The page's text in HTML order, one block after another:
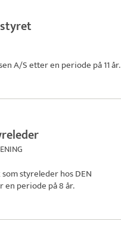
A/Setter en periode på 11 år.
som styreleder hosDEN
en periode på 8 år.